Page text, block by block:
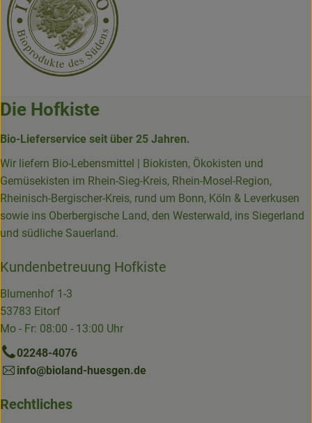
Die Hofkiste
Bio-Lieferservice seit über 25 Jahren.
Wir liefern Bio-Lebensmittel | Biokisten, Ökokisten und
Gemüsekisten im Rhein-Sieg-Kreis, Rhein-Mosel-Region,
Rheinisch-Bergischer-Kreis, rund um Bonn, Köln & Leverkusen
sowie ins Oberbergische Land, den Westerwald, ins Siegerland
und südliche Sauerland.
Kundenbetreuung Hofkiste
Blumenhof 1-3
53783 Eitorf
Mo - Fr: 08:00 - 13:00 Uhr
02248-4076
info@bioland-huesgen.de
Rechtliches